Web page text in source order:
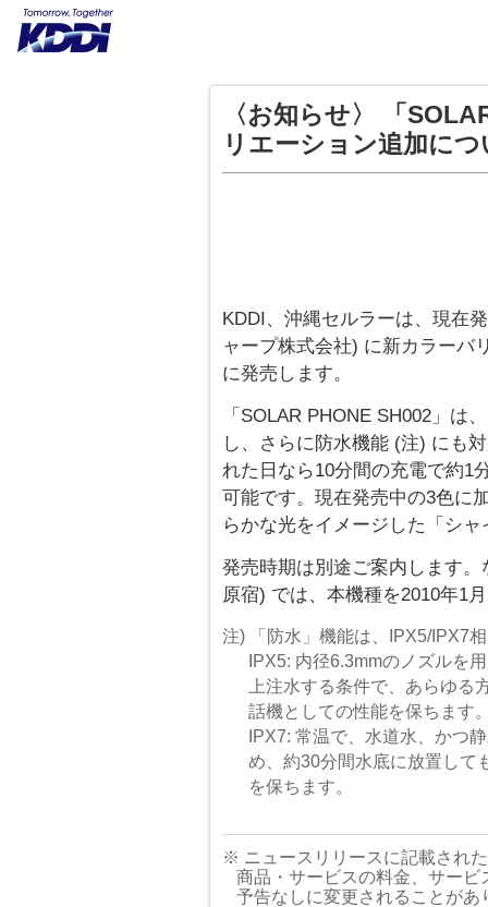
〈お知らせ〉 「
リエーション追加につ
KDDI、沖縄セルラーは、現在
ャープ株式会社) に新カラーバ
に発売します。
「SOLAR PHONE SH002」は
し、さらに防水機能 (注) にも
れた日なら10分間の充電で約1
可能です。現在発売中の3色に
らかな光をイメージした「シ
発売時期は別途ご案内します
原宿) では、本機種を2010年1
注) 「防水」機能は、IPX5/IPX7
IPX5: 内径6.3mmのノズルを
上注水する条件で、あらゆ
話機としての性能を保ちます
IPX7: 常温で、水道水、かつ
め、約30分間水底に放置して
を保ちます。
※ ニュースリリースに記載され
商品・サービスの料金、サー
予告なしに変更されることが